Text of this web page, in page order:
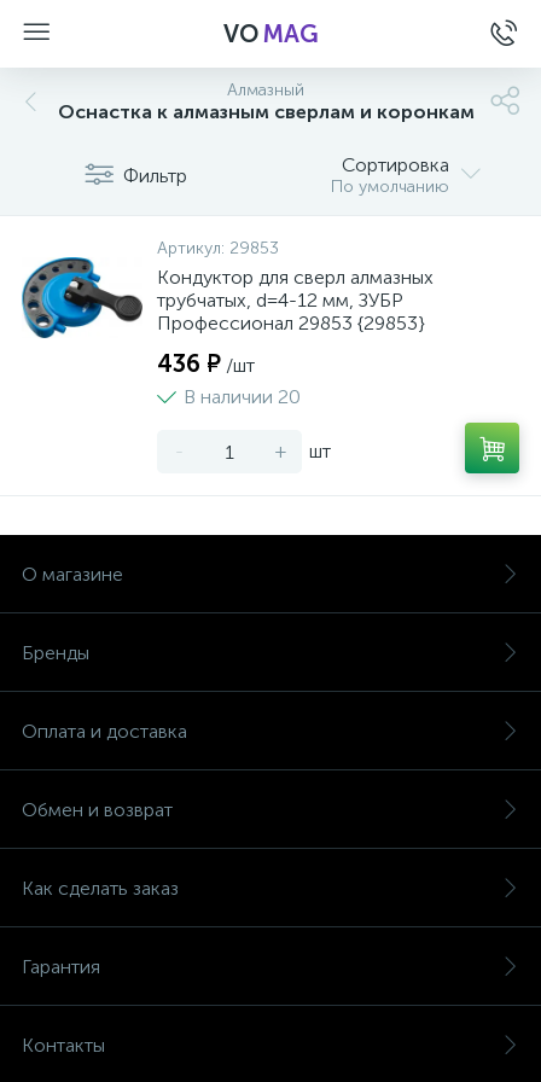
VOMAG
Алмазный
Оснастка к алмазным сверлам и коронкам
Фильтр Сортировка
По умолчанию
Артикул: 29853
Кондуктор для сверл алмазных
трубчатых, d=4-12 мм, ЗУБР
Профессионал 29853 {29853}
436 ₽ /шт
В наличии 20
- + шт
О магазине
Бренды
Оплата и доставка
Обмен и возврат
Как сделать заказ
Гарантия
Контакты